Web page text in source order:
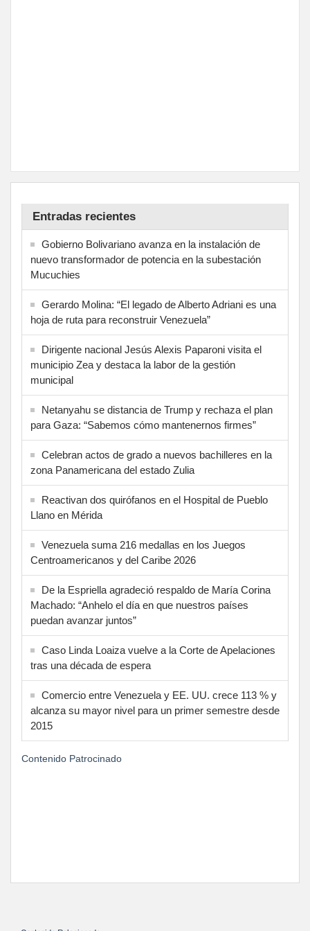
Entradas recientes
Gobierno Bolivariano avanza en la instalación de
nuevo transformador de potencia en la subestación
Mucuchies
Gerardo Molina: “El legado de Alberto Adriani es una
hoja de ruta para reconstruir Venezuela”
Dirigente nacional Jesús Alexis Paparoni visita el
municipio Zea y destaca la labor de la gestión
municipal
Netanyahu se distancia de Trump y rechaza el plan
para Gaza: “Sabemos cómo mantenernos firmes”
Celebran actos de grado a nuevos bachilleres en la
zona Panamericana del estado Zulia
Reactivan dos quirófanos en el Hospital de Pueblo
Llano en Mérida
Venezuela suma 216 medallas en los Juegos
Centroamericanos y del Caribe 2026
De la Espriella agradeció respaldo de María Corina
Machado: “Anhelo el día en que nuestros países
puedan avanzar juntos”
Caso Linda Loaiza vuelve a la Corte de Apelaciones
tras una década de espera
Comercio entre Venezuela y EE. UU. crece 113 % y
alcanza su mayor nivel para un primer semestre desde
2015
Contenido Patrocinado